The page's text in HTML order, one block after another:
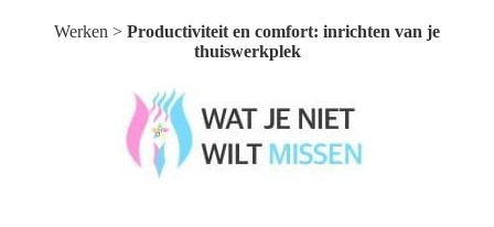
Werken > Productiviteit en comfort: inrichten van je
thuiswerkplek